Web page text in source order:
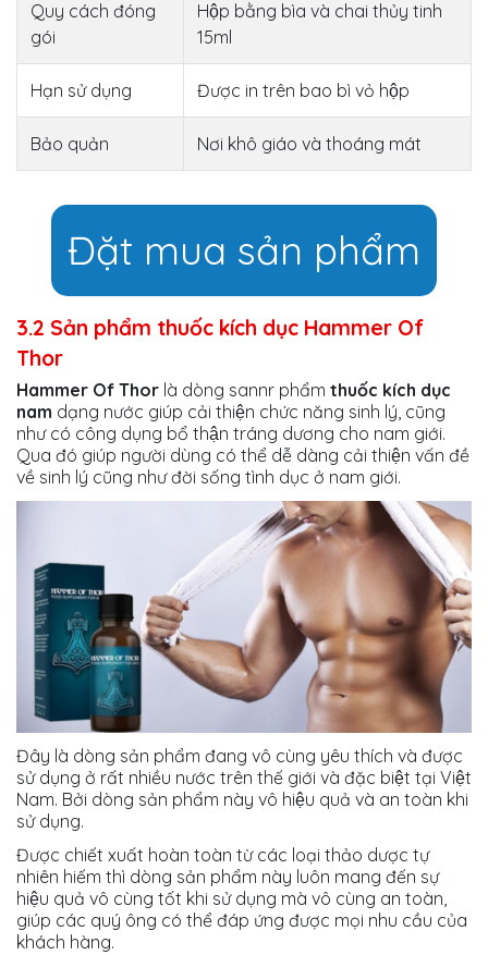
Quy cách đóng
gói
Hộp bằng bìa và chai thủy tinh
15ml
Hạn sử dụng Được in trên bao bì vỏ hộp
Bảo quản Nơi khô giáo và thoáng mát
Đặt mua sản phẩm
3.2 Sản phẩm thuốc kích dục Hammer Of
Thor
Hammer Of Thor là dòng sannr phẩm thuốc kích dục
nam dạng nước giúp cải thiện chức năng sinh lý, cũng
như có công dụng bổ thận tráng dương cho nam giới.
Qua đó giúp người dùng có thể dễ dàng cải thiện vấn đề
về sinh lý cũng như đời sống tình dục ở nam giới.
Đây là dòng sản phẩm đang vô cùng yêu thích và được
sử dụng ở rất nhiều nước trên thế giới và đặc biệt tại Việt
Nam. Bởi dòng sản phẩm này vô hiệu quả và an toàn khi
sử dụng.
Được chiết xuất hoàn toàn từ các loại thảo dược tự
nhiên hiếm thì dòng sản phẩm này luôn mang đến sự
hiệu quả vô cùng tốt khi sử dụng mà vô cùng an toàn,
giúp các quý ông có thể đáp ứng được mọi nhu cầu của
khách hàng.